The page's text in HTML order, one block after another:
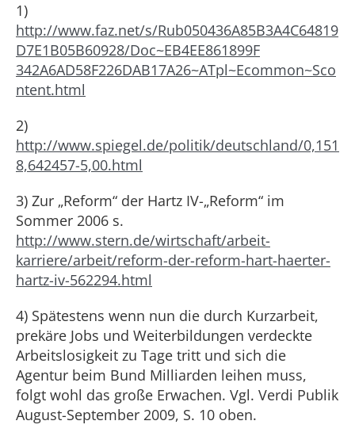
1)
http://www.faz.net/s/Rub050436A85B3A4C64819
D7E1B05B60928/Doc~EB4EE861899F
342A6AD58F226DAB17A26~ATpl~Ecommon~Sco
ntent.html
2)
http://www.spiegel.de/politik/deutschland/0,151
8,642457-5,00.html
3) Zur „Reform“ der Hartz IV-„Reform“ im
Sommer 2006 s.
http://www.stern.de/wirtschaft/arbeit-
karriere/arbeit/reform-der-reform-hart-haerter-
hartz-iv-562294.html
4) Spätestens wenn nun die durch Kurzarbeit,
prekäre Jobs und Weiterbildungen verdeckte
Arbeitslosigkeit zu Tage tritt und sich die
Agentur beim Bund Milliarden leihen muss,
folgt wohl das große Erwachen. Vgl. Verdi Publik
August-September 2009, S. 10 oben.